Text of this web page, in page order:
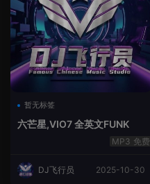
暂无标签
六芒星,VIO7 全英文FUNK
免费
DJ飞行员 2025-10-30